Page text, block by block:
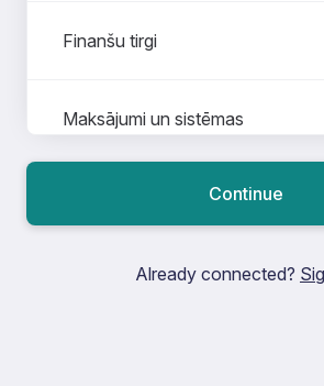
Finanšu tirgi
Maksājumi un sistēmas
Risku vadība, audits un juridiskais
Continue
Already connected?